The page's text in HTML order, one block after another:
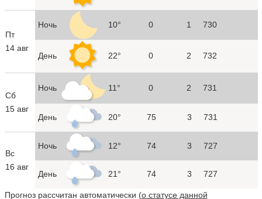
Пт
14 авг
Ночь 10° 0 1 730
День 22° 0 2 732
Сб
15 авг
Ночь 11° 0 2 731
День 20° 75 3 731
Вс
16 авг
Ночь 12° 74 3 727
День 21° 74 3 727
Прогноз рассчитан автоматически (о статусе данной